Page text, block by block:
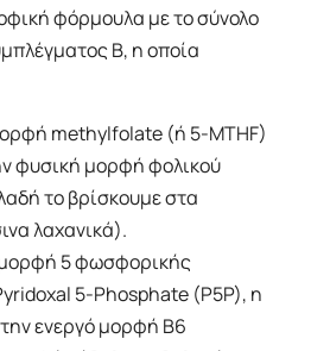
φόρμουλα με το σύνολο
Β, η οποία
methylfolate (ή 5-MTHF)
φυσική μορφή φoλικού
το βρίσκουμε στα
λαχανικά).
μορφή 5 φωσφορικής
5-Phosphate (P5P), η
ενεργό μορφή Β6